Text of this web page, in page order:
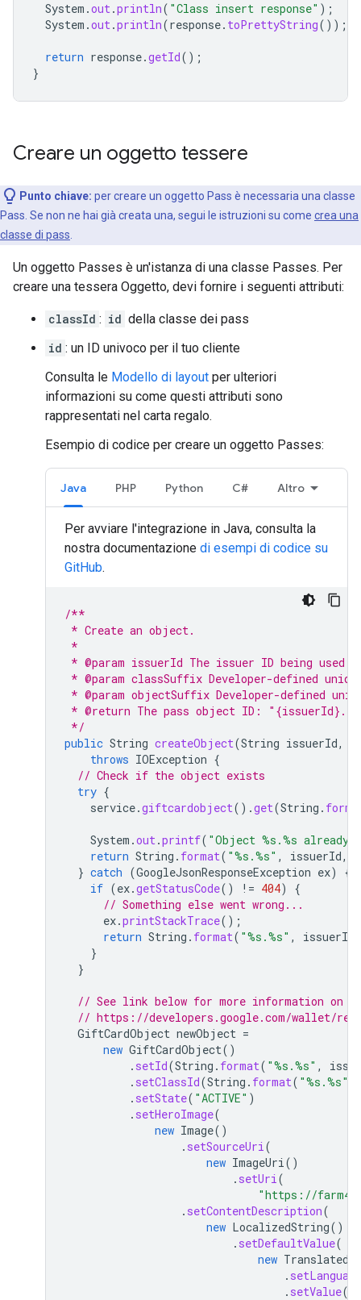
System .out.println( "Class insert response" );
System .out.println(response. toPrettyString());
return response.getId();
}
Creare un oggetto tessere
Punto chiave: per creare un oggetto Pass è necessaria una classe
Pass. Se non ne hai già creata una, segui le istruzioni su come crea una
classe di pass
Un oggetto Passes è un'istanza di una classe Passes. Per
creare una tessera Oggetto, devi fornire i seguenti attributi:
classId : id della classe dei pass
id : un ID univoco per il tuo cliente
Consulta le Modello di layout per ulteriori
informazioni su come questi attributi sono
rappresentati nel carta regalo.
Esempio di codice per creare un oggetto Passes:
Java PHP Python C# Altro
Per avviare l'integrazione in Java, consulta la
nostra documentazione di esempi di codice su
GitHub.
/**
* Create an object.
*
* @param issuerId The issuer ID being
* @param classSuffix Developer-defined
* @param objectSuffix Developer-defined
* @return The pass object ID:
*/
public String createObject(String issuerId,
throws IOException {
// Check if the object exists
try {
service.giftcardobject().get(String .
System .out.printf( "Object %s.%s already
return String . format( "%s.%s" , issuerId,
} catch (GoogleJsonResponseException ex)
{
if (ex.getStatusCode() != 404)
{
// Something else went wrong...
ex.printStackTrace();
return String . format( "%s.%s" , issuerId
}
}
// See link below for more information on
// https://developers.google.com/wallet/
GiftCardObject newObject =
new GiftCardObject()
. setId(String . format( "%s.%s" ,
. setClassId(String . format( "%s.%s"
. setState( "ACTIVE" )
. setHeroImage(
new Image()
. setSourceUri(
new ImageUri()
. setUri(
"https://
. setContentDescription(
new LocalizedString()
. setDefaultValue(
new
. setLanguage
. setValue(